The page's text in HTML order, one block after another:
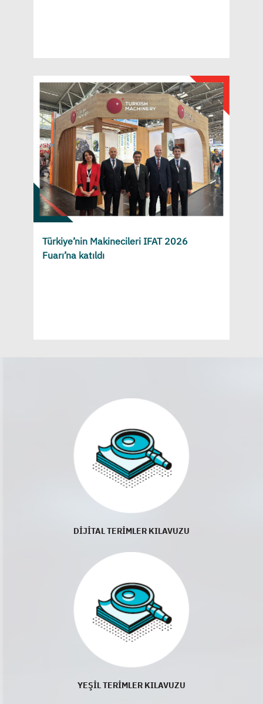
Türkiye’nin Makinecileri IFAT 2026
Fuarı’na katıldı
DİJİTAL TERİMLER KILAVUZU
YEŞİL TERİMLER KILAVUZU